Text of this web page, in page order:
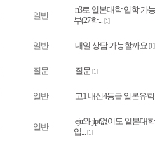
일반
n3로 일본대학 입학 가
부(27학... [1]
일반 내일 상담 가능할까요 [1]
질문 질문 [1]
일반 고1 내신4등급 일본유학
일반
eju와 jlpt없어도 일본대학
입... [1]